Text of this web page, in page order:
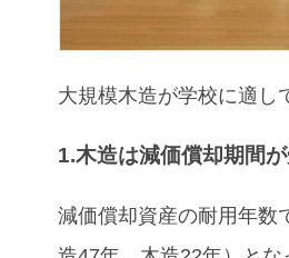
大規模木造が学校に適し
1.木造は減価償却期間
減価償却資産の耐用年数